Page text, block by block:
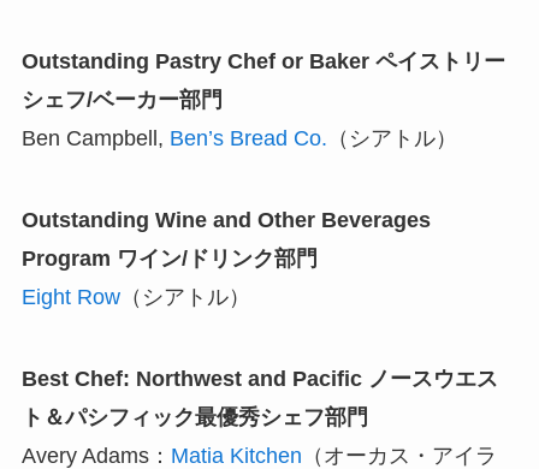
Outstanding Pastry Chef or Baker ペイストリー
シェフ/ベーカー部門
Ben Campbell, Ben’s Bread Co. （シアトル）
Outstanding Wine and Other Beverages
Program ワイン/ドリンク部門
Eight Row（シアトル）
Best Chef: Northwest and Pacific ノースウエス
ト＆パシフィック最優秀シェフ部門
Avery Adams： Matia Kitchen （オーカス・アイラ